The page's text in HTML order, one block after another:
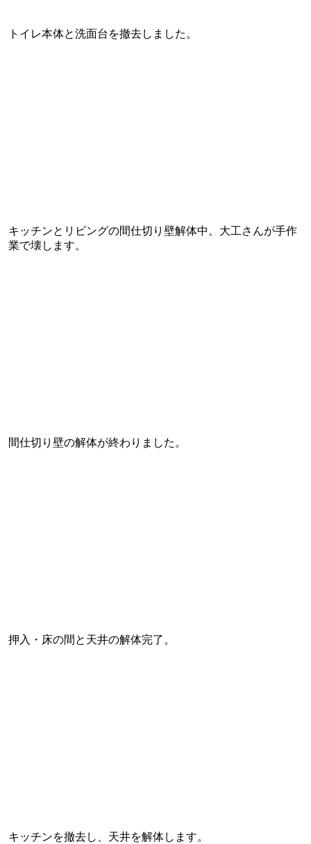
トイレ本体と洗面台を撤去しました。
キッチンとリビングの間仕切り壁解体中。大工さんが手作
業で壊します。
間仕切り壁の解体が終わりました。
押入・床の間と天井の解体完了。
キッチンを撤去し、天井を解体します。